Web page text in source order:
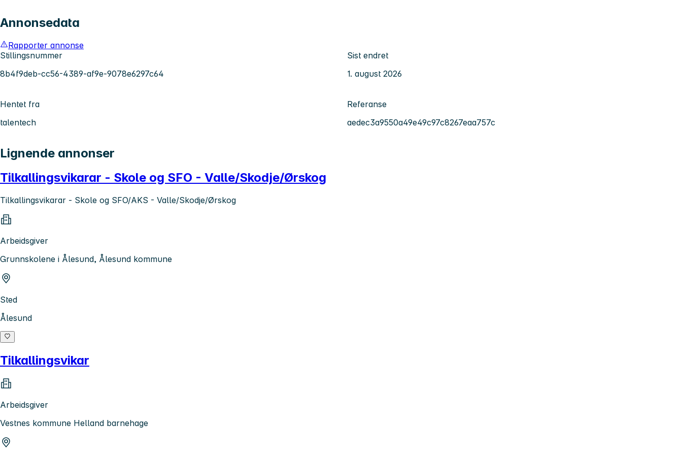
Annonsedata
Rapporter annonse
Stillingsnummer
8b4f9deb-cc56-4389-af9e-9078e6297c64
Sist endret
1. august 2026
Hentet fra
talentech
Referanse
aedec3a9550a49e49c97c8267eaa757c
Lignende annonser
Tilkallingsvikarar - Skole og SFO - Valle/Skodje/Ørskog
Tilkallingsvikarar - Skole og SFO/AKS - Valle/Skodje/Ørskog
Arbeidsgiver
Grunnskolene i Ålesund, Ålesund kommune
Sted
Ålesund
Tilkallingsvikar
Arbeidsgiver
Vestnes kommune Helland barnehage